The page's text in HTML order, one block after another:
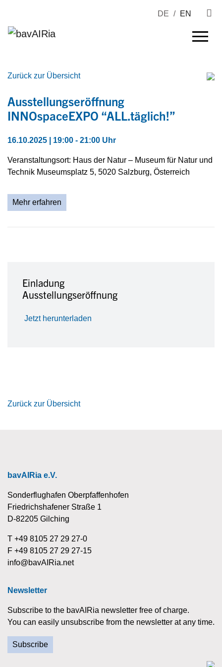
DE / EN
Zurück zur Übersicht
Ausstellungseröffnung
INNOspaceEXPO “ALL.täglich!”
16.10.2025 | 19:00 - 21:00 Uhr
Veranstaltungsort: Haus der Natur – Museum für Natur und
Technik Museumsplatz 5, 5020 Salzburg, Österreich
Mehr erfahren
Einladung
Ausstellungseröffnung
Jetzt herunterladen
Zurück zur Übersicht
bavAIRia e.V.
Sonderflughafen Oberpfaffenhofen
Friedrichshafener Straße 1
D-82205 Gilching
T +49 8105 27 29 27-0
F +49 8105 27 29 27-15
info@bavAIRia.net
Newsletter
Subscribe to the bavAIRia newsletter free of charge.
You can easily unsubscribe from the newsletter at any time.
Subscribe